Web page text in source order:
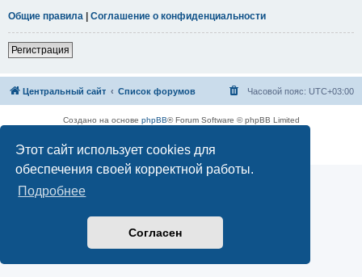
Этот сайт использует cookies для
обеспечения своей корректной работы.
Подробнее
Согласен
Общие правила | Соглашение о конфиденциальности
Регистрация
Центральный сайт Список форумов Часовой пояс: UTC+03:00
Создано на основе phpBB® Forum Software © phpBB Limited
Конфиденциальность|Правила